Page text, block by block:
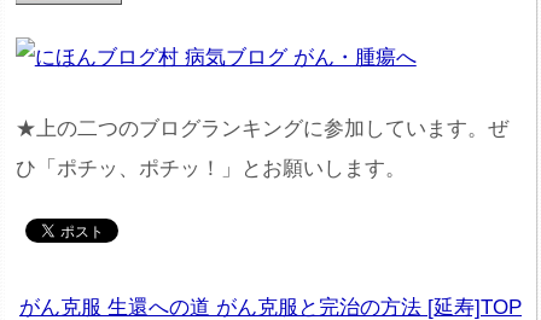
★上の二つのブログランキングに参加しています。ぜ
ひ「ポチッ、ポチッ！」とお願いします。
がん克服 生還への道 がん克服と完治の方法 [延寿]TOP